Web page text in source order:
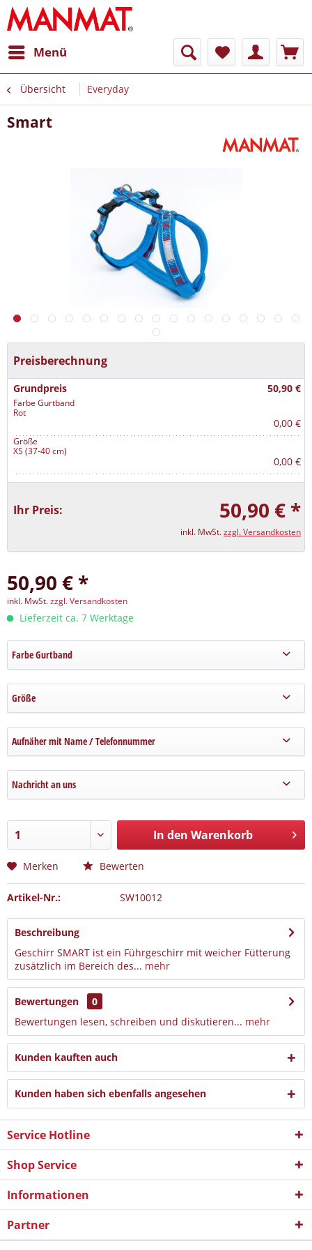
Menü
Übersicht Everyday
Smart
Preisberechnung
Grundpreis 50,90 €
Farbe Gurtband
Rot
0,00 €
Größe
XS (37-40 cm)
0,00 €
Ihr Preis: 50,90 € *
inkl. MwSt.zzgl. Versandkosten
50,90 € *
inkl. MwSt.zzgl. Versandkosten
Lieferzeit ca. 7 Werktage
Farbe Gurtband
Größe
Aufnäher mit Name / Telefonnummer
Nachricht an uns
In den Warenkorb
Merken Bewerten
Artikel-Nr.: SW10012
Beschreibung
Geschirr SMART ist ein Führgeschirr mit weicher Fütterung
zusätzlich im Bereich des... mehr
Bewertungen
0
Bewertungen lesen, schreiben und diskutieren... mehr
Kunden kauften auch
Kunden haben sich ebenfalls angesehen
Service Hotline
Shop Service
Informationen
Partner